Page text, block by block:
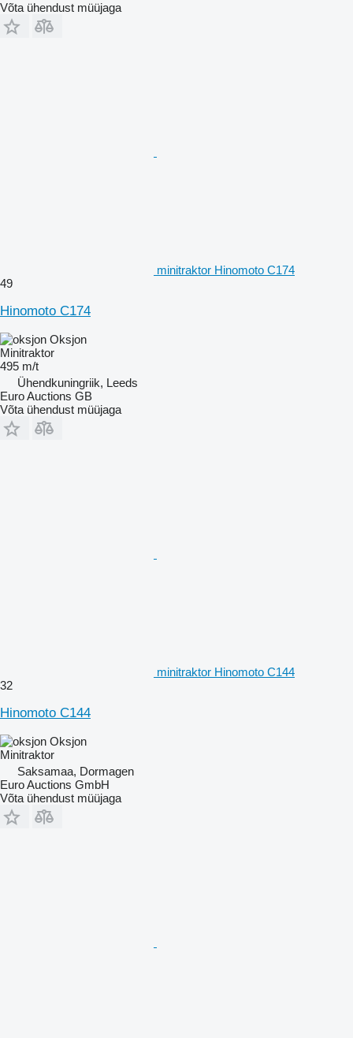
Võta ühendust müüjaga
minitraktor Hinomoto C174
49
Hinomoto C174
Oksjon
Minitraktor
495 m/t
Ühendkuningriik, Leeds
Euro Auctions GB
Võta ühendust müüjaga
minitraktor Hinomoto C144
32
Hinomoto C144
Oksjon
Minitraktor
Saksamaa, Dormagen
Euro Auctions GmbH
Võta ühendust müüjaga